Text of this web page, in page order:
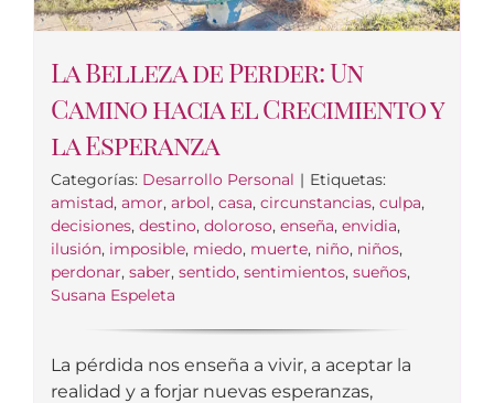
La Belleza de Perder: Un
Camino hacia el Crecimiento y
la Esperanza
Categorías: Desarrollo Personal | Etiquetas:
amistad, amor, arbol, casa, circunstancias, culpa,
decisiones, destino, doloroso, enseña, envidia,
ilusión, imposible, miedo, muerte, niño, niños,
perdonar, saber, sentido, sentimientos, sueños,
Susana Espeleta
La pérdida nos enseña a vivir, a aceptar la
realidad y a forjar nuevas esperanzas,